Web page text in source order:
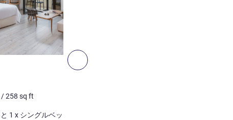
次へ - 客室
/258 sq ft
1 x ダブルベッド と 1 x シングルベッド